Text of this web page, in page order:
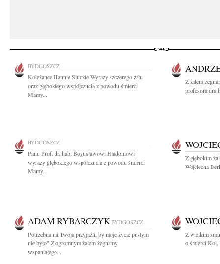
BYDGOSZCZ
Koleżance Hannie Siudzie Wyrazy szczerego żalu
oraz głębokiego współczucia z powodu śmierci
Mamy...
Z żalem
profesora dra
BYDGOSZCZ
Panu Prof. dr. hab. Bogusławowi Hładoniowi
wyrazy głębokiego współczucia z powodu śmierci
Mamy...
Z głębokim
Wojciecha
ADAM RYBARCZYK BYDGOSZCZ
Potrzebna mi Twoja przyjaźń, by moje życie pustym
nie było" Z ogromnym żalem żegnamy
wspaniałego...
Z wielkim
o śmierci Kol.